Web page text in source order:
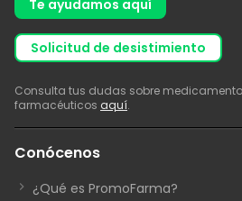
Te ayudamos aquí
solicitud de desistimiento
Consulta tus dudas sobre
farmacéuticos aquí.
Conócenos
¿Qué es PromoFarma?